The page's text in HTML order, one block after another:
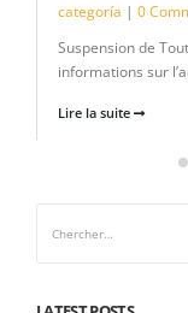
categoría | 0
Suspension de
informations sur
Lire la suite